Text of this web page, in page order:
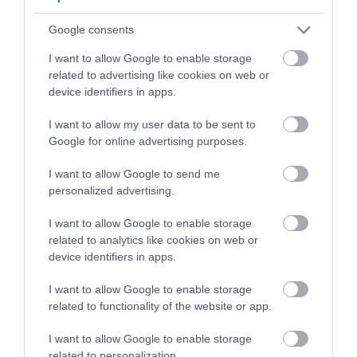
Google consents
I want to allow Google to enable storage
related to advertising like cookies on web or
device identifiers in apps.
I want to allow my user data to be sent to
Google for online advertising purposes.
I want to allow Google to send me
personalized advertising.
I want to allow Google to enable storage
related to analytics like cookies on web or
device identifiers in apps.
I want to allow Google to enable storage
related to functionality of the website or app.
I want to allow Google to enable storage
esti filmnézős chips – recept!
Előre is dolgozhatunk: egy egész hagyma
bármikor megsüthetjük frissen salátára, rakott
ételek tetejére vagy akár hamburgerbe. A kisült
hagymák szobahőmérsékleten
, hűtőben
két hétig tarthatók el, fagyasztva pedig akár fél évig
(Forrás:Daily Meal)
Olvasd el ezt is!
Esti filmnézés nasi nélkül? Készíts te is
házilag popcornt!